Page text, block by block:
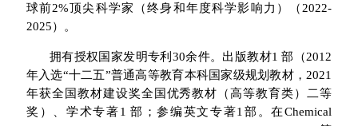
球前2%顶尖科学家（终身和年度科学影响力）（2022-
2025）。
拥有授权国家发明专利30余件。出版教材1 部（2012
年入选“十二五”普通高等教育本科国家级规划教材，2021
年获全国教材建设奖全国优秀教材（高等教育类）二等
奖）、学术专著1 部；参编英文专著1部。在Chemical